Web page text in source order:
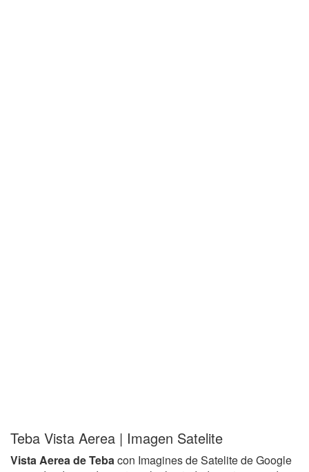
Teba Vista Aerea | Imagen Satelite
Vista Aerea de Tebacon Imagines de Satelite de Google